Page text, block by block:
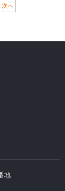
次へ
地